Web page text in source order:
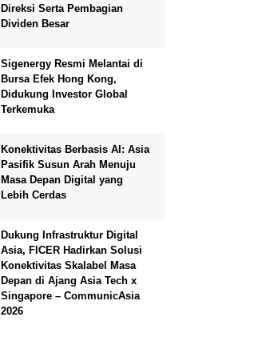
Direksi Serta Pembagian
Dividen Besar
Sigenergy Resmi Melantai di
Bursa Efek Hong Kong,
Didukung Investor Global
Terkemuka
Konektivitas Berbasis AI: Asia
Pasifik Susun Arah Menuju
Masa Depan Digital yang
Lebih Cerdas
Dukung Infrastruktur Digital
Asia, FICER Hadirkan Solusi
Konektivitas Skalabel Masa
Depan di Ajang Asia Tech x
Singapore – CommunicAsia
2026